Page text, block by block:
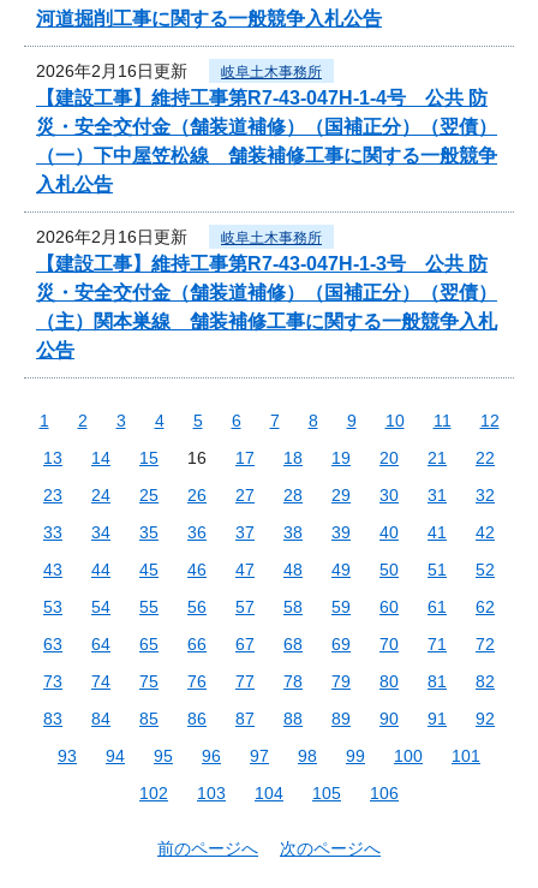
河道掘削工事に関する一般競争入札公告
2026年2月16日更新 岐阜土木事務所
【建設工事】維持工事第R7-43-047H-1-4号 公共 防
災・安全交付金（舗装道補修）（国補正分）（翌債）
（一）下中屋笠松線 舗装補修工事に関する一般競争
入札公告
2026年2月16日更新 岐阜土木事務所
【建設工事】維持工事第R7-43-047H-1-3号 公共 防
災・安全交付金（舗装道補修）（国補正分）（翌債）
（主）関本巣線 舗装補修工事に関する一般競争入札
公告
1 2 3 4 5 6 7 8 9 10 11
12
13
14 15 16 17 18 19 20 21
22
23
24 25 26 27 28 29 30 31
32
33
34 35 36 37 38 39 40 41
42
43
44 45 46 47 48 49 50 51
52
53
54 55 56 57 58 59 60 61
62
63
64 65 66 67 68 69 70 71
72
73
74 75 76 77 78 79 80 81
82
83
84 85 86 87 88 89 90 91
92
93
94 95 96 97 98 99 100
101
102
103 104 105 106
前のページへ 次のページへ